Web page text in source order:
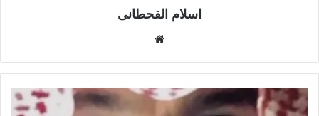
اسلام القحطانى
ق
ع